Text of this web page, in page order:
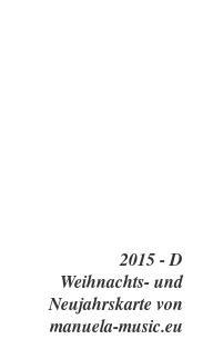
2015 - D
Weihnachts- und
Neujahrskarte von
manuela-music.eu